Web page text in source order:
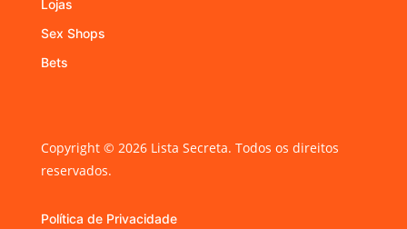
Lojas
Sex Shops
Bets
Copyright © 2026 Lista Secreta. Todos os direitos
reservados.
Política de Privacidade